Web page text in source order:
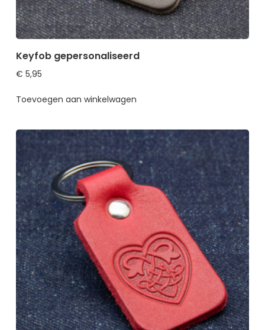
Keyfob gepersonaliseerd
€ 5,95
Toevoegen aan winkelwagen